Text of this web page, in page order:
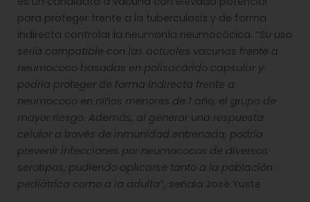
para proteger frente a la tuberculosis y de forma
indirecta controlar la neumonía neumocócica. “Su uso
sería compatible con las actuales vacunas frente a
neumococo basadas en polisacárido capsular y
podría proteger de forma indirecta frente a
neumococo en niños menores de 1 año, el grupo de
mayor riesgo. Además, al generar una respuesta
celular a través de inmunidad entrenada, podría
prevenir infecciones por neumococos de diversos
serotipos, pudiendo aplicarse tanto a la población
pediátrica como a la adulta”, señala José Yuste